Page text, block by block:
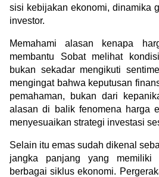
sisi kebijakan ekonomi, dinamika
investor.
Memahami alasan kenapa
membantu Sobat melihat
bukan sekadar mengikuti
mengingat bahwa keputusan
pemahaman, bukan dari
alasan di balik fenomena harga
menyesuaikan strategi investasi
Selain itu emas sudah dikenal
jangka panjang yang memiliki
berbagai siklus ekonomi.